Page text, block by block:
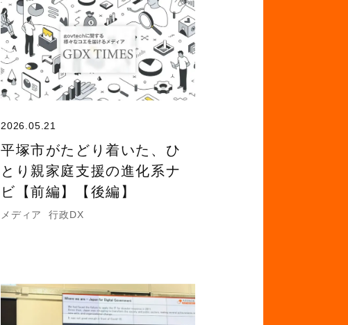
2026.05.21
平塚市がたどり着いた、ひ
とり親家庭支援の進化系ナ
ビ【前編】【後編】
メディア 行政DX